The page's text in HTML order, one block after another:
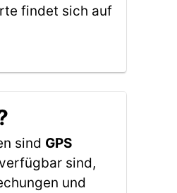
findet sich auf
sind GPS
sind,
und